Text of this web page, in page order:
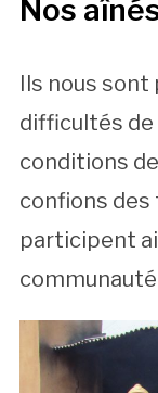
Nos
Ils nous sont
difficultés de
conditions
confions
participent